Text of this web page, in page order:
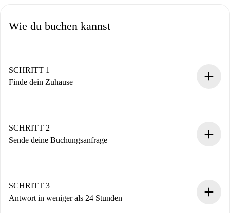
Wie du buchen kannst
SCHRITT 1
Finde dein Zuhause
Du erhältst alle notwendigen Informationen im Voraus.
SCHRITT 2
Sende deine Buchungsanfrage
Denk daran, dass wir dich erst belasten, wenn der
Vermieter zustimmt.
SCHRITT 3
Antwort in weniger als 24 Stunden